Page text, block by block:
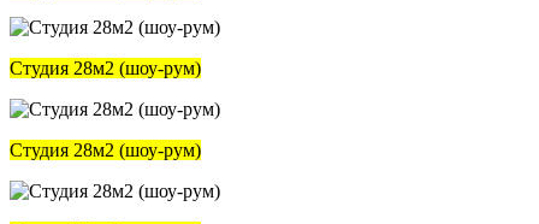
Студия 28м2 (шоу-рум)
Студия 28м2 (шоу-рум)